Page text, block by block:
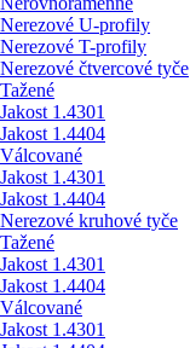
Nerezové U-profily
Nerezové T-profily
Nerezové čtvercové tyče
Tažené
Jakost 1.4301
Jakost 1.4404
Válcované
Jakost 1.4301
Jakost 1.4404
Nerezové kruhové tyče
Tažené
Jakost 1.4301
Jakost 1.4404
Válcované
Jakost 1.4301